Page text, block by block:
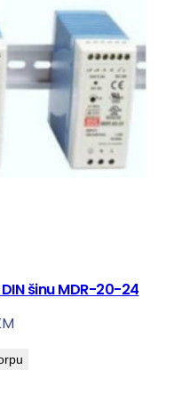
šinu MDR-20-24